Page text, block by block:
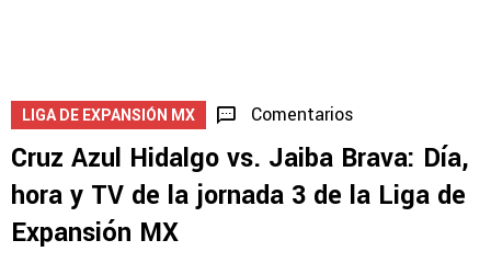
LIGA DE EXPANSIÓN MX Comentarios
Cruz Azul Hidalgo vs. Jaiba Brava: Día,
hora y TV de la jornada 3 de la Liga de
Expansión MX